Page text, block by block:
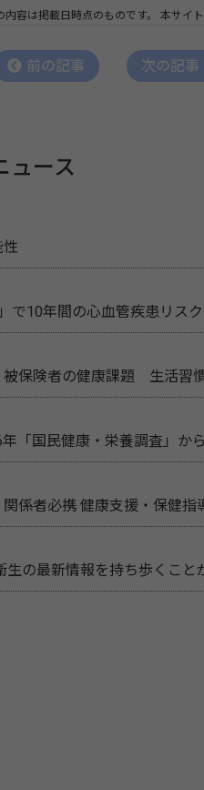
内容は掲載日時点のものです。 本サイ
前の記事 次の記事
ュース
性
で10年間の心血管疾患リス
被保険者の健康課題 生活習
「国民健康・栄養調査」か
係者必携 健康支援・保健指
生の最新情報を持ち歩くこ